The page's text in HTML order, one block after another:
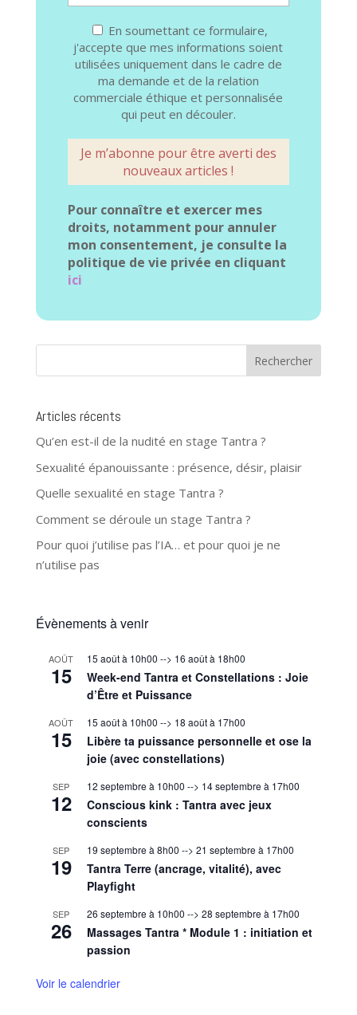
En soumettant ce formulaire,
j'accepte que mes informations soient
utilisées uniquement dans le cadre de
ma demande et de la relation
commerciale éthique et personnalisée
qui peut en découler.
Pour connaître et exercer mes
droits, notamment pour annuler
mon consentement, je consulte la
politique de vie privée en cliquant
ici
Articles récents
Qu’en est-il de la nudité en stage Tantra ?
Sexualité épanouissante : présence, désir, plaisir
Quelle sexualité en stage Tantra ?
Comment se déroule un stage Tantra ?
Pour quoi j’utilise pas l’IA… et pour quoi je ne
n’utilise pas
Évènements à venir
AOÛT
15
15 août à 10h00 --> 16 août à 18h00
Week-end Tantra et Constellations : Joie
d’Être et Puissance
AOÛT
15
15 août à 10h00 --> 18 août à 17h00
Libère ta puissance personnelle et ose la
joie (avec constellations)
SEP
12
12 septembre à 10h00 --> 14 septembre à 17h00
Conscious kink : Tantra avec jeux
conscients
SEP
19
19 septembre à 8h00 --> 21 septembre à 17h00
Tantra Terre (ancrage, vitalité), avec
Playfight
SEP
26
26 septembre à 10h00 --> 28 septembre à 17h00
Massages Tantra * Module 1 : initiation et
passion
Voir le calendrier